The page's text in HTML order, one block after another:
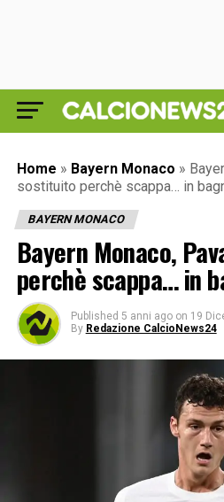
Home » Bayern Monaco »
sostituito perchè scappa… in
BAYERN MONACO
Bayern Monaco,
perchè scappa… in
Published 5 anni ago on 19
By Redazione CalcioNews24